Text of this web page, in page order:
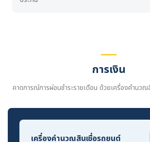
การเงิน
คาดการณ์การผ่อนชำระรายเดือน ด้วยเครื่องคำนว
เครื่องคำนวณสินเชื่อรถยนต์